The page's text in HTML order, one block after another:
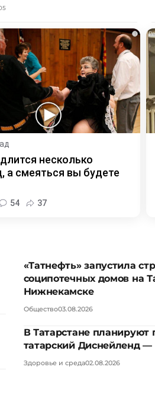
i
несколько
а смеяться вы будете
54 37
«Татнефть» запустила
соципотечных домов на
Нижнекамске
Общество03.08.2026
В Татарстане планируют
татарский Диснейленд —
Здоровье и среда02.08.2026